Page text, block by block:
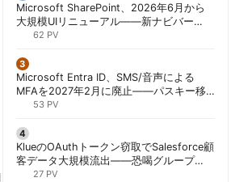
Microsoft SharePoint、2026年6月から
大規模UIリニューアル——新ナビバー
「Discover/Publish/Build」とAI機能を段
62 PV
Microsoft Entra ID、SMS/音声による
MFAを2027年2月に廃止——パスキー移
行が既定に | 胡田昌彦
53 PV
KlueのOAuthトークン窃取でSalesforce顧
客データ大規模流出——恐喝グループ
「Icarus」が犯行声明 | 胡田昌彦
27 PV